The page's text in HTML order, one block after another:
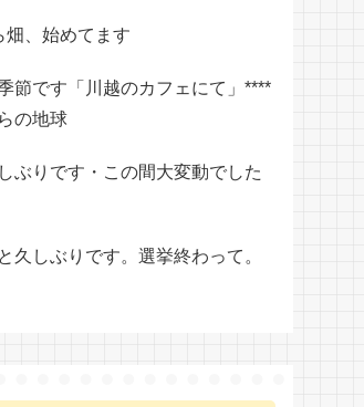
畑、始めてます
節です「川越のカフェにて」****
の地球
ぶりです・この間大変動でした
久しぶりです。選挙終わって。